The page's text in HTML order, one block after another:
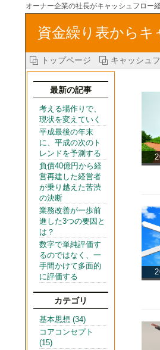
オーナー企業の社長がキャッシュフロー
資金繰り表から
トップページ キャッシュ
最新の記事
考える場作りで、
現状を変えていく
平成最後の年末
に、平成の次のト
レンドを予測する
負債40億円から経
営再建した経営者
が乗り越えた苦渋
の決断
業務改善が一歩前
進した3つの要因と
は？
数字で単純評価す
るのではなく、一
手間かけて多面的
に評価する
カテゴリ
基本思想 (34)
コアコンセプト
(15)